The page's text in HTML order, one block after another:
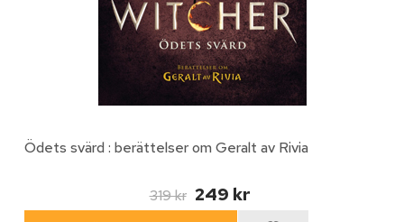
Ödets svärd : berättelser om Geralt av Rivia
319 kr 249 kr